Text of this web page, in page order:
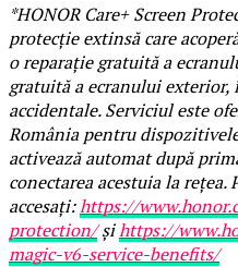
*HONOR Care+ Screen
protecție extinsă care
o reparație gratuită a
gratuită a ecranului
accidentale. Serviciul este
România pentru
activează automat după
conectarea acestuia la
accesați:https://
protection/șihttps://
magic-v6-service-benefits/